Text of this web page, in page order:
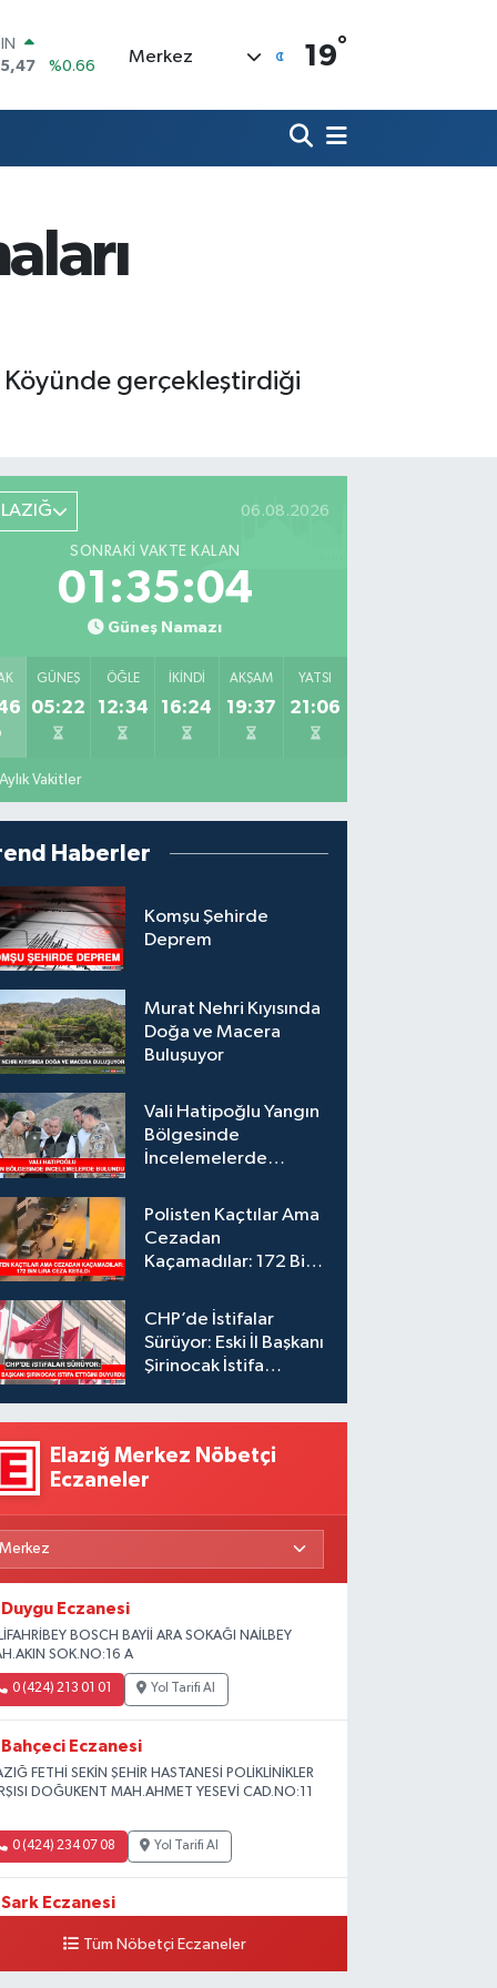
%0.05
%0.18
%11
Merkez 19°
Köyünde gerçekleştirdiği
06.08.2026
SONRAKI VAKTE KALAN
01:35:02
Güneş Namazı
GÜNEŞ
05:22
ÖĞLE
12:34
İKINDI
16:24
AKŞAM
19:37
YATSI
21:06
Aylık Vakitler
Haberler
Komşu Şehirde
Deprem
Murat Nehri Kıyısında
Doğa ve Macera
Buluşuyor
Vali Hatipoğlu Yangın
Bölgesinde
İncelemelerde
Polisten Kaçtılar Ama
Cezadan
Kaçamadılar: 172 Bin
CHP’de İstifalar
Sürüyor: Eski İl Başkanı
Şirinocak İstifa
Elazığ Merkez Nöbetçi
Eczaneler
Duygu Eczanesi
BOSCH BAYİİ ARA SOKAĞI NAİLBEY
SOK.NO:16 A
0 (424) 213 01 01 Yol Tarifi Al
Bahçeci Eczanesi
FETHİ SEKİN ŞEHİR HASTANESİ POLİKLİNİKLER
DOĞUKENT MAH.AHMET YESEVİ CAD.NO:11
0 (424) 234 07 08 Yol Tarifi Al
Sark Eczanesi
Tüm Nöbetçi Eczaneler